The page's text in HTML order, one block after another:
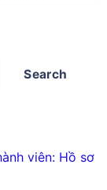
Search
viên: Hồ sơ